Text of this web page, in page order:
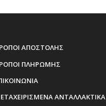
ΑΠΟΣΤΟΛΗΣ
ΠΛΗΡΩΜΗΣ
ΑΝΤΑΛΛΑΚΤΙΚΑ